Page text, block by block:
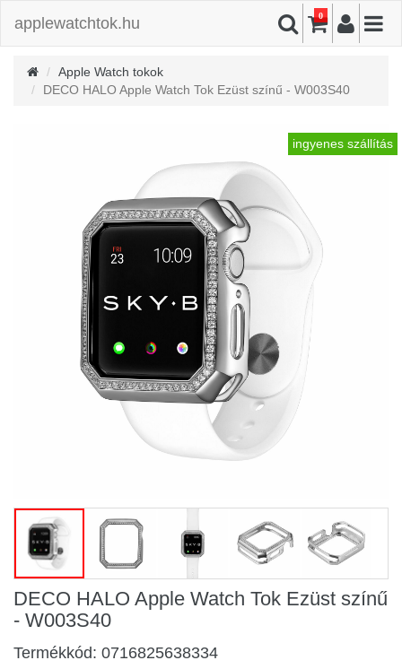
applewatchtok.hu 0
Apple Watch tokok
DECO HALO Apple Watch Tok Ezüst színű - W003S40
ingyenes szállítás
DECO HALO Apple Watch Tok Ezüst színű
- W003S40
Termékkód: 0716825638334